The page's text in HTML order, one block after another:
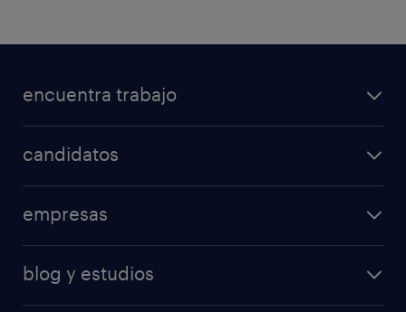
encuentra trabajo
candidatos
empresas
blog y estudios